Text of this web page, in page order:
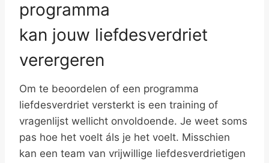
programma
kan jouw liefdesverdriet
verergeren
Om te beoordelen of een programma
liefdesverdriet versterkt is een training of
vragenlijst wellicht onvoldoende. Je weet soms
pas hoe het voelt áls je het voelt. Misschien
kan een team van vrijwillige liefdesverdrietigen